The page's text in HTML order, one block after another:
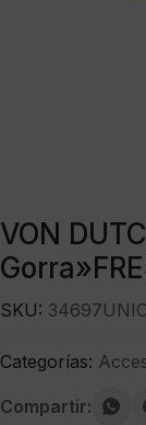
VON
SKU:
Categorías:
Compartir: